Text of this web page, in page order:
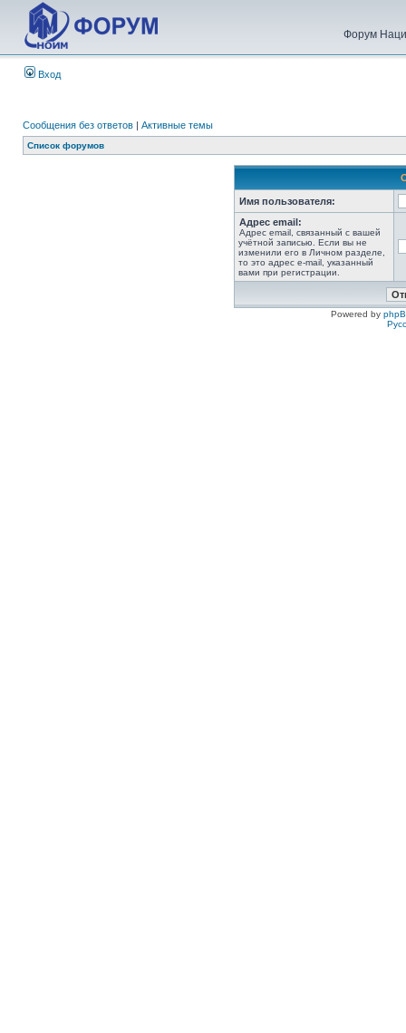
Форум
Вход
Сообщения без ответов | Активные темы
Список форумов
Имя пользователя:
Адрес email:
Адрес email, связанный с вашей
учётной записью. Если вы не
изменили его в Личном разделе,
то это адрес e-mail, указанный
вами при регистрации.
Powered by